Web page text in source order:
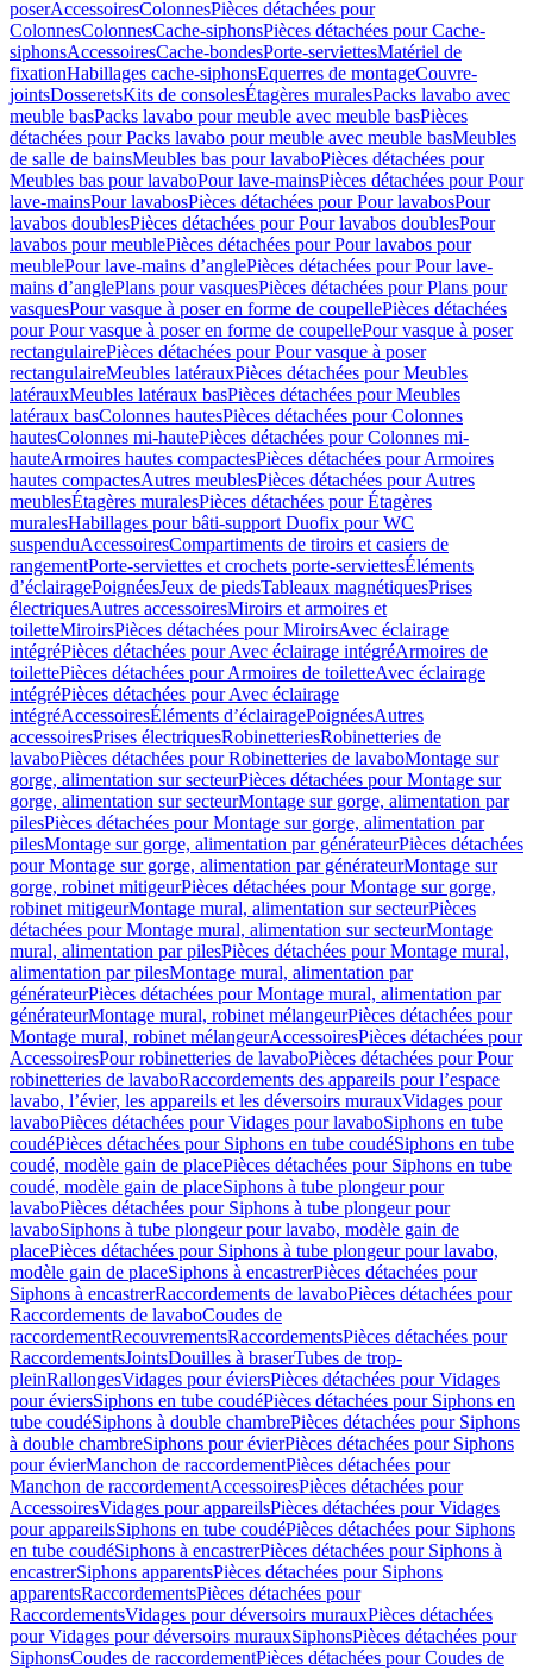
poserAccessoiresColonnesPièces détachées pour
ColonnesColonnesCache-siphonsPièces détachées pour Cache-
siphonsAccessoiresCache-bondesPorte-serviettesMatériel de
fixationHabillages cache-siphonsEquerres de montageCouvre-
jointsDosseretsKits de consolesÉtagères muralesPacks lavabo avec
meuble basPacks lavabo pour meuble avec meuble basPièces
détachées pour Packs lavabo pour meuble avec meuble basMeubles
de salle de bainsMeubles bas pour lavaboPièces détachées pour
Meubles bas pour lavaboPour lave-mainsPièces détachées pour Pour
lave-mainsPour lavabosPièces détachées pour Pour lavabosPour
lavabos doublesPièces détachées pour Pour lavabos doublesPour
lavabos pour meublePièces détachées pour Pour lavabos pour
meublePour lave-mains d’anglePièces détachées pour Pour lave-
mains d’anglePlans pour vasquesPièces détachées pour Plans pour
vasquesPour vasque à poser en forme de coupellePièces détachées
pour Pour vasque à poser en forme de coupellePour vasque à poser
rectangulairePièces détachées pour Pour vasque à poser
rectangulaireMeubles latérauxPièces détachées pour Meubles
latérauxMeubles latéraux basPièces détachées pour Meubles
latéraux basColonnes hautesPièces détachées pour Colonnes
hautesColonnes mi-hautePièces détachées pour Colonnes mi-
hauteArmoires hautes compactesPièces détachées pour Armoires
hautes compactesAutres meublesPièces détachées pour Autres
meublesÉtagères muralesPièces détachées pour Étagères
muralesHabillages pour bâti-support Duofix pour WC
suspenduAccessoiresCompartiments de tiroirs et casiers de
rangementPorte-serviettes et crochets porte-serviettesÉléments
d’éclairagePoignéesJeux de piedsTableaux magnétiquesPrises
électriquesAutres accessoiresMiroirs et armoires et
toiletteMiroirsPièces détachées pour MiroirsAvec éclairage
intégréPièces détachées pour Avec éclairage intégréArmoires de
toilettePièces détachées pour Armoires de toiletteAvec éclairage
intégréPièces détachées pour Avec éclairage
intégréAccessoiresÉléments d’éclairagePoignéesAutres
accessoiresPrises électriquesRobinetteriesRobinetteries de
lavaboPièces détachées pour Robinetteries de lavaboMontage sur
gorge, alimentation sur secteurPièces détachées pour Montage sur
gorge, alimentation sur secteurMontage sur gorge, alimentation par
pilesPièces détachées pour Montage sur gorge, alimentation par
pilesMontage sur gorge, alimentation par générateurPièces détachées
pour Montage sur gorge, alimentation par générateurMontage sur
gorge, robinet mitigeurPièces détachées pour Montage sur gorge,
robinet mitigeurMontage mural, alimentation sur secteurPièces
détachées pour Montage mural, alimentation sur secteurMontage
mural, alimentation par pilesPièces détachées pour Montage mural,
alimentation par pilesMontage mural, alimentation par
générateurPièces détachées pour Montage mural, alimentation par
générateurMontage mural, robinet mélangeurPièces détachées pour
Montage mural, robinet mélangeurAccessoiresPièces détachées pour
AccessoiresPour robinetteries de lavaboPièces détachées pour Pour
robinetteries de lavaboRaccordements des appareils pour l’espace
lavabo, l’évier, les appareils et les déversoirs murauxVidages pour
lavaboPièces détachées pour Vidages pour lavaboSiphons en tube
coudéPièces détachées pour Siphons en tube coudéSiphons en tube
coudé, modèle gain de placePièces détachées pour Siphons en tube
coudé, modèle gain de placeSiphons à tube plongeur pour
lavaboPièces détachées pour Siphons à tube plongeur pour
lavaboSiphons à tube plongeur pour lavabo, modèle gain de
placePièces détachées pour Siphons à tube plongeur pour lavabo,
modèle gain de placeSiphons à encastrerPièces détachées pour
Siphons à encastrerRaccordements de lavaboPièces détachées pour
Raccordements de lavaboCoudes de
raccordementRecouvrementsRaccordementsPièces détachées pour
RaccordementsJointsDouilles à braserTubes de trop-
pleinRallongesVidages pour éviersPièces détachées pour Vidages
pour éviersSiphons en tube coudéPièces détachées pour Siphons en
tube coudéSiphons à double chambrePièces détachées pour Siphons
à double chambreSiphons pour évierPièces détachées pour Siphons
pour évierManchon de raccordementPièces détachées pour
Manchon de raccordementAccessoiresPièces détachées pour
AccessoiresVidages pour appareilsPièces détachées pour Vidages
pour appareilsSiphons en tube coudéPièces détachées pour Siphons
en tube coudéSiphons à encastrerPièces détachées pour Siphons à
encastrerSiphons apparentsPièces détachées pour Siphons
apparentsRaccordementsPièces détachées pour
RaccordementsVidages pour déversoirs murauxPièces détachées
pour Vidages pour déversoirs murauxSiphonsPièces détachées pour
SiphonsCoudes de raccordementPièces détachées pour Coudes de